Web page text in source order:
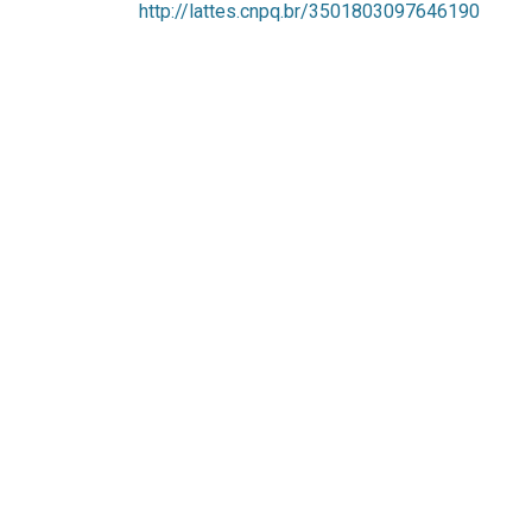
http://lattes.cnpq.br/3501803097646190